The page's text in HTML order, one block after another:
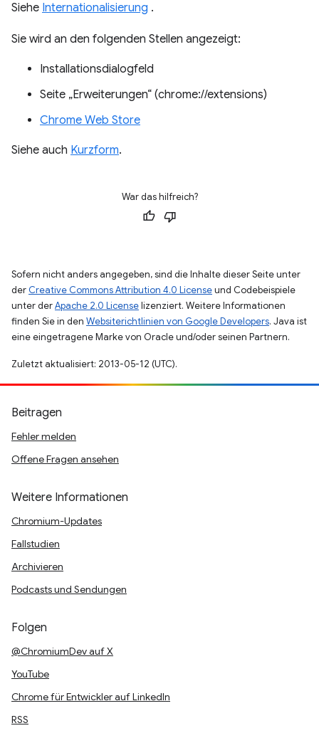
Siehe Internationalisierung .
Sie wird an den folgenden Stellen angezeigt:
Installationsdialogfeld
Seite „Erweiterungen“ (chrome://extensions)
Chrome Web Store
Siehe auch Kurzform.
War das hilfreich?
Sofern nicht anders angegeben, sind die Inhalte dieser Seite unter
der Creative Commons Attribution 4.0 Licenseund Codebeispiele
unter derApache 2.0 Licenselizenziert. Weitere Informationen
finden Sie in den Websiterichtlinien von Google Developers. Java ist
eine eingetragene Marke von Oracle und/oder seinen Partnern.
Zuletzt aktualisiert: 2013-05-12 (UTC).
Beitragen
Fehler melden
Offene Fragen ansehen
Weitere Informationen
Chromium-Updates
Fallstudien
Archivieren
Podcasts und Sendungen
Folgen
@ChromiumDev auf X
YouTube
Chrome für Entwickler auf LinkedIn
RSS